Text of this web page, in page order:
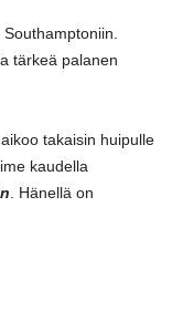
tärkeä palanen
takaisin huipulle
kaudella
. Hänellä on